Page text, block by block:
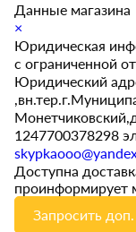
Данные магазина
×
Юридическая
с ограниченной
Юридический
1247700378298
Доступна
проинформирует
Запросить